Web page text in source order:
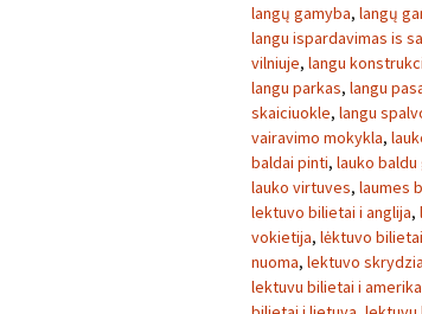
langų gamyba, langų
langu ispardavimas is
vilniuje, langu
langu parkas, langu
skaiciuokle, langu
vairavimo mokykla,
baldai pinti, lauko baldu
lauko virtuves, laumes
lektuvo bilietai i anglija,
vokietija, lėktuvo
nuoma, lektuvo
lektuvu bilietai i amerika